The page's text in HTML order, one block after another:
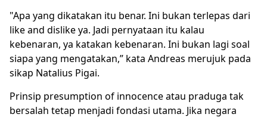
"Apa yang dikatakan itu benar. Ini bukan terlepas dari
like and dislike ya. Jadi pernyataan itu kalau
kebenaran, ya katakan kebenaran. Ini bukan lagi soal
siapa yang mengatakan,” kata Andreas merujuk pada
sikap Natalius Pigai.
Prinsip presumption of innocence atau praduga tak
bersalah tetap menjadi fondasi utama. Jika negara